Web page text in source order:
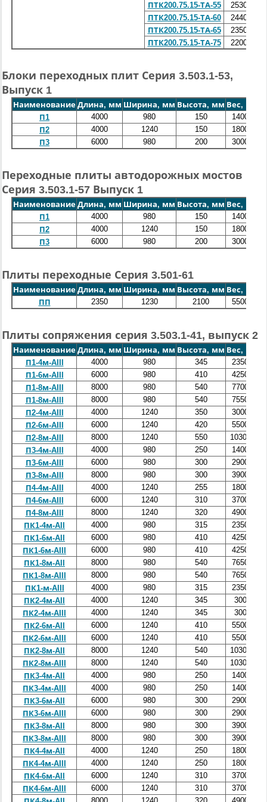
ПТК200.75.15-ТА-55
ПТК200.75.15-ТА-60
ПТК200.75.15-ТА-65
ПТК200.75.15-ТА-75
Блоки переходных плит Серия 3.503.1-53,
Выпуск 1
Наименование Длина, мм Ширина, мм Высота, мм Вес, кг
П1
4000 980 150
1400
П2
4000 1240 150
1800
П3
6000 980 200 3000
Переходные плиты автодорожных мостов
Серия 3.503.1-57 Выпуск 1
Наименование Длина, мм Ширина, мм Высота, мм Вес, кг
П1
4000 980 150
1400
П2
4000 1240 150
1800
П3
6000 980 200 3000
Плиты переходные Серия 3.501-61
Наименование Длина, мм Ширина, мм Высота, мм Вес, кг
ПП
2350 1230 2100 5500
Плиты сопряжения серия 3.503.1-41, выпуск 2
Наименование Длина, мм Ширина, мм Высота, мм Вес, кг
П1-4м-AIII
4000 980 345
2350
П1-6м-AIII
6000 980 410
4250
П1-8м-AIII
8000 980 540
7700
П1-8м-AIII
8000 980 540
7550
П2-4м-AIII
4000 1240 350
3000
П2-6м-AIII
6000 1240 420
5500
П2-8м-AIII
8000 1240 550
10300
П3-4м-AIII
4000 980 250
1400
П3-6м-AIII
6000 980 300
2900
П3-8м-AIII
8000 980 300
3900
П4-4м-AIII
4000 1240 255
1800
П4-6м-AIII
6000 1240 310
3700
П4-8м-AIII
8000 1240 320
4900
ПК1-4м-AII
4000 980 315
2350
ПК1-6м-AII
6000 980 410
4250
ПК1-6м-AIII
6000 980 410
4250
ПК1-8м-AII
8000 980 540
7650
ПК1-8м-AIII
8000 980 540
7650
ПК1-м-AIII
4000 980 315
2350
ПК2-4м-AII
4000 1240 345
300
ПК2-4м-AIII
4000 1240 345
300
ПК2-6м-AII
6000 1240 410
5500
ПК2-6м-AIII
6000 1240 410
5500
ПК2-8м-AII
8000 1240 540
10300
ПК2-8м-AIII
8000 1240 540
10300
ПК3-4м-AII
4000 980 250
1400
ПК3-4м-AIII
4000 980 250
1400
ПК3-6м-AII
6000 980 300
2900
ПК3-6м-AIII
6000 980 300
2900
ПК3-8м-AII
8000 980 300
3900
ПК3-8м-AIII
8000 980 300
3900
ПК4-4м-AII
4000 1240 250
1800
ПК4-4м-AIII
4000 1240 250
1800
ПК4-6м-AII
6000 1240 310
3700
ПК4-6м-AIII
6000 1240 310
3700